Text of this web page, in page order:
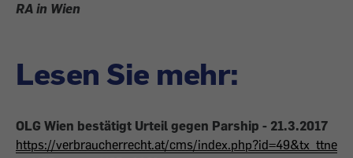
RA in Wien
Lesen Sie mehr:
OLG Wien bestätigt Urteil gegen Parship - 21.3.2017
https://verbraucherrecht.at/cms/index.php?id=49&tx_ttne